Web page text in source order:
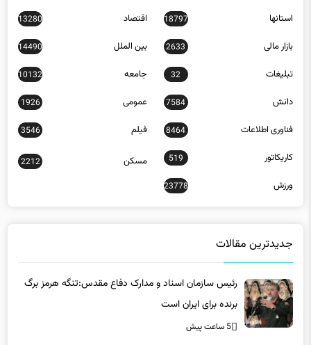
استانها 18797 اقتصاد 13280
بازار مالی 2633 بین الملل 14490
تبلیغات 32 جامعه 10132
دانش 7584 عمومی 1926
فناوری اطلاعات 8464 فیلم 3546
کاریکاتور 519 مسکن 2212
ورزش 23778
جدیدترین مقالات
رئیس سازمان اسناد و مدارک دفاع مقدس:تنگه هرمز برگ
برنده برای ایران است
5 ساعت پیش